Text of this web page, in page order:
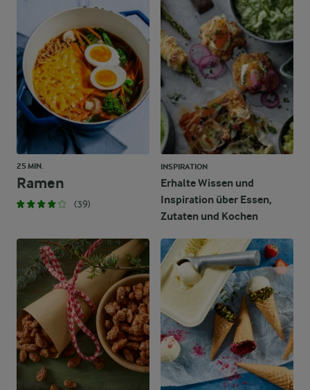
25 MIN.
Ramen
(39)
INSPIRATION
Erhalte Wissen und
Inspiration über Essen,
Zutaten und Kochen